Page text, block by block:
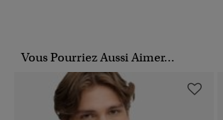
Vous Pourriez Aussi Aimer...